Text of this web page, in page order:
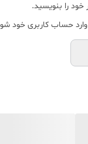
را بنویسید.
وارد حساب کاربری خود